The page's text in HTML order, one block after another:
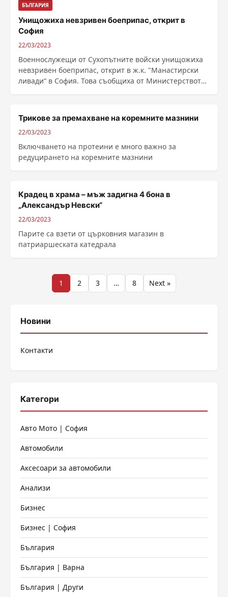
БЪЛГАРИЯ
Унищожиха невзривен боеприпас, открит в
София
22/03/2023
Военнослужещи от Сухопътните войски унищожиха
невзривен боеприпас, открит в ж.к. "Манастирски
ливади“ в София. Това съобщиха от Министерството
Трикове за премахване на коремните мазнини
22/03/2023
Включването на протеини е много важно за
редуцирането на коремните мазнини
Крадец в храма – мъж задигна 4 бона в
„Александър Невски“
22/03/2023
Парите са взети от църковния магазин в
патриаршеската катедрала
Разделяне
публикациите
1 2 3 … 8 Next »
Новини
Контакти
Категори
Авто Мото | София
Автомобили
Аксесоари за автомобили
Анализи
Бизнес
Бизнес | София
България
България | Варна
България | Други